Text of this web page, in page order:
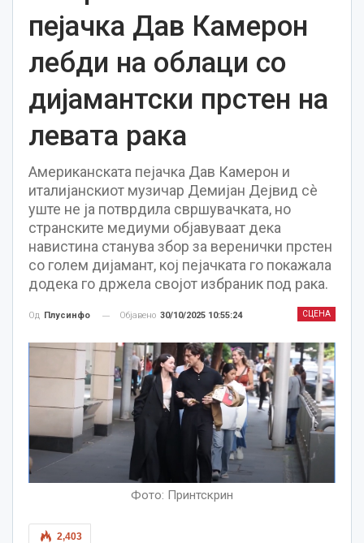
пејачка Дав Камерон
лебди на облаци со
дијамантски прстен на
левата рака
Американската пејачка Дав Камерон и
италијанскиот музичар Демијан Дејвид сè
уште не ја потврдила свршувачката, но
странските медиуми објавуваат дека
навистина станува збор за веренички прстен
со голем дијамант, кој пејачката го покажала
додека го држела својот избраник под рака.
СЦЕНА
Од Плусинфо Објавено 30/10/2025 10:55:24
Фото: Принтскрин
2,403